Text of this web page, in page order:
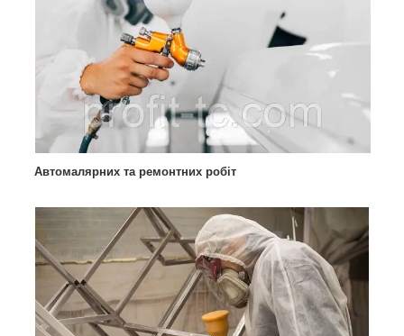
Автомалярних та ремонтних робіт